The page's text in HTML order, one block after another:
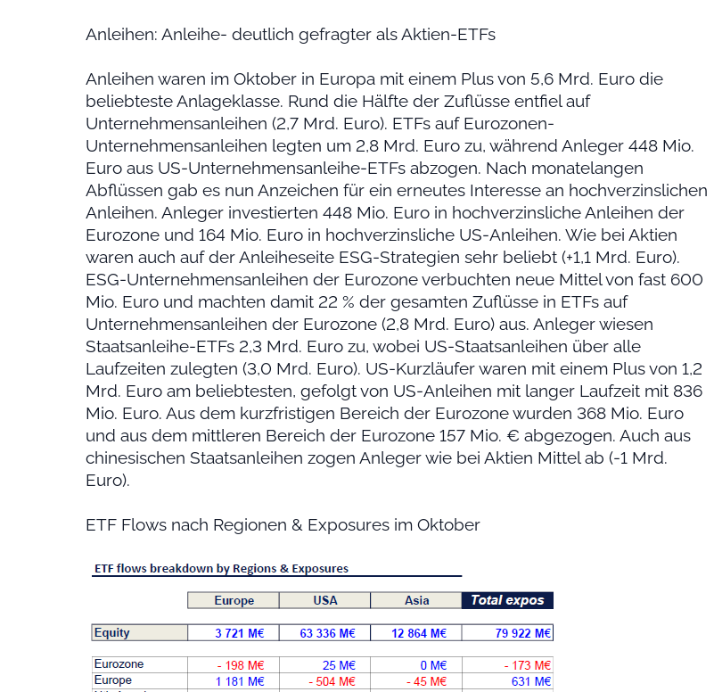
Anleihen: Anleihe- deutlich gefragter als Aktien-ETFs
Anleihen waren im Oktober in Europa mit einem Plus von 5,6 Mrd. Euro die
beliebteste Anlageklasse. Rund die Hälfte der Zuflüsse entfiel auf
Unternehmensanleihen (2,7 Mrd. Euro). ETFs auf Eurozonen-
Unternehmensanleihen legten um 2,8 Mrd. Euro zu, während Anleger 448 Mio.
Euro aus US-Unternehmensanleihe-ETFs abzogen. Nach monatelangen
Abflüssen gab es nun Anzeichen für ein erneutes Interesse an hochverzinslichen
Anleihen. Anleger investierten 448 Mio. Euro in hochverzinsliche Anleihen der
Eurozone und 164 Mio. Euro in hochverzinsliche US-Anleihen. Wie bei Aktien
waren auch auf der Anleiheseite ESG-Strategien sehr beliebt (+1,1 Mrd. Euro).
ESG-Unternehmensanleihen der Eurozone verbuchten neue Mittel von fast 600
Mio. Euro und machten damit 22 % der gesamten Zuflüsse in ETFs auf
Unternehmensanleihen der Eurozone (2,8 Mrd. Euro) aus. Anleger wiesen
Staatsanleihe-ETFs 2,3 Mrd. Euro zu, wobei US-Staatsanleihen über alle
Laufzeiten zulegten (3,0 Mrd. Euro). US-Kurzläufer waren mit einem Plus von 1,2
Mrd. Euro am beliebtesten, gefolgt von US-Anleihen mit langer Laufzeit mit 836
Mio. Euro. Aus dem kurzfristigen Bereich der Eurozone wurden 368 Mio. Euro
und aus dem mittleren Bereich der Eurozone 157 Mio. € abgezogen. Auch aus
chinesischen Staatsanleihen zogen Anleger wie bei Aktien Mittel ab (-1 Mrd.
Euro).
ETF Flows nach Regionen & Exposures im Oktober